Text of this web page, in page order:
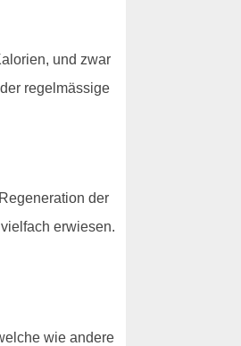
und zwar
regelmässige
der
erwiesen.
wie andere